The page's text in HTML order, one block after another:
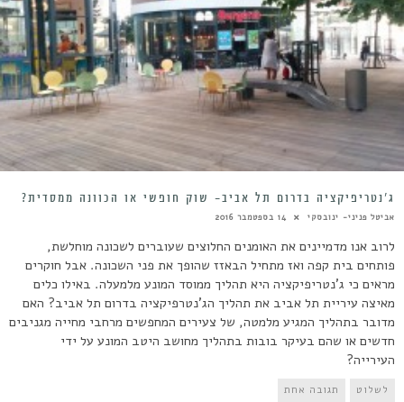
ג’נטריפיקציה בדרום תל אביב- שוק חופשי או הכוונה ממסדית?
אביטל פניני- ינובסקי 14 בספטמבר 2016
לרוב אנו מדמיינים את האומנים החלוצים שעוברים לשכונה מוחלשת,
פותחים בית קפה ואז מתחיל הבאזז שהופך את פני השכונה. אבל חוקרים
מראים כי ג'נטריפיקציה היא תהליך ממוסד המונע מלמעלה. באילו כלים
מאיצה עיריית תל אביב את תהליך הג'נטרפיקציה בדרום תל אביב? האם
מדובר בתהליך המגיע מלמטה, של צעירים המחפשים מרחבי מחייה מגניבים
חדשים או שהם בעיקר בובות בתהליך מחושב היטב המונע על ידי
העירייה?
לשלוט תגובה אחת